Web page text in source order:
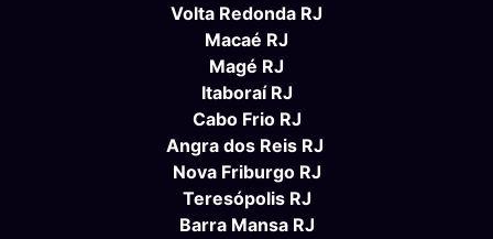
Volta Redonda RJ
Macaé RJ
Magé RJ
Itaboraí RJ
Cabo Frio RJ
Angra dos Reis RJ
Nova Friburgo RJ
Teresópolis RJ
Barra Mansa RJ